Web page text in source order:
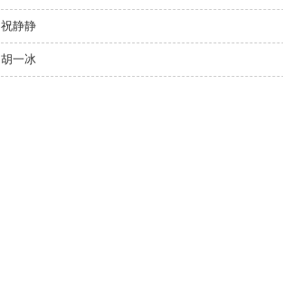
祝静静
胡一冰